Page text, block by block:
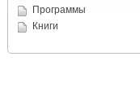
Программы
Книги